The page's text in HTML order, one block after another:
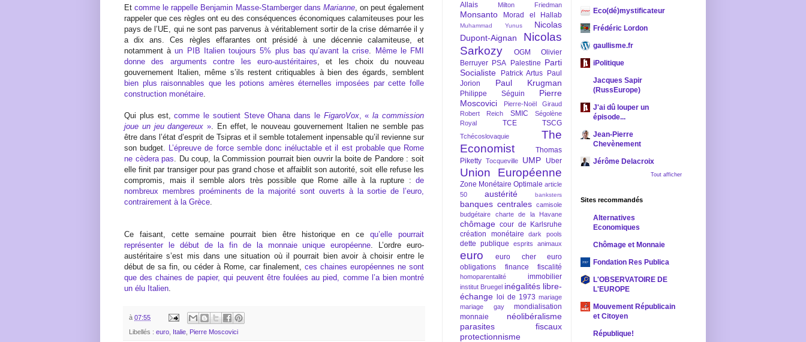
Etcomme le rappelle Benjamin Masse-Stamberger dans Marianne, on peut également
rappeler que ces règles ont eu des conséquences économiques calamiteuses pour les
pays de l’UE, qui ne sont pas parvenus à véritablement sortir de la crise démarrée il y
a dix ans. Ces règles effarantes ont présidé à une décennie calamiteuse, et
notamment àun PIB Italien toujours 5% plus bas qu’avant la crise
Même le FMI
donne des arguments contre les euro-austéritaires , et les choix du nouveau
gouvernement Italien, même s’ils restent critiquables à bien des égards, semblent
bien plus raisonnables que les potions amères éternelles imposées par cette folle
construction monétaire
Qui plus est,comme le soutient Steve Ohana dans le FigaroVox, «la commission
joue un jeu dangereux» . En effet, le nouveau gouvernement Italien ne semble pas
être dans l’état d’esprit de Tsipras et il semble totalement inpensable qu’il revienne sur
son budget. L’épreuve de force semble donc inéluctable et il est probable que Rome
ne cèdera pas . Du coup, la Commission pourrait bien ouvrir la boite de Pandore : soit
elle finit par transiger pour pas grand chose et affaiblit son autorité, soit elle refuse les
compromis, mais il semble alors très possible que Rome aille à la rupture : de
nombreux membres proéminents de la majorité sont ouverts à la sortie de l’euro,
contrairement à la Grèce
Ce faisant, cette semaine pourrait bien être historique en ce qu’elle pourrait
représenter le début de la fin de la monnaie unique européenne . L’ordre euro-
austéritaire s’est mis dans une situation où il pourrait bien avoir à choisir entre le
début de sa fin, ou céder à Rome, car finalement, ces chaines européennes ne sont
que des chaines de papier, qui peuvent être foulées au pied, comme l’a bien montré
un élu Italien
à 07:55
Libellés : euro Italie Pierre Moscovici
Allais
Milton Friedman
Monsanto Morad el Hallab
Muhammad Yunus
Nicolas
Dupont-Aignan
Nicolas
Sarkozy
OGM
Olivier
Berruyer PSA Palestine Parti
Socialiste
Patrick Artus
Paul
Jorion
Paul Krugman
Philippe Séguin
Pierre
Moscovici
Pierre-Noël Giraud
Robert Reich
SMIC
Ségolène
Royal
TCE TSCG
Tchécoslovaquie
The
Economist
Thomas
Piketty Tocqueville UMP Uber
Union Européenne
Zone Monétaire Optimale article
50
austérité banksters
banques centrales camisole
budgétaire
charte de la Havane
chômage cour de Karlsruhe
création monétaire
dark pools
dette publique esprits animaux
euro euro cher
euro
obligations
finance fiscalité
homoparentalité immobilier
institut Bruegel inégalités libre-
échange
loi de 1973 mariage
mariage gay
mondialisation
monnaie
néolibéralisme
parasites fiscaux
protectionnisme
Eco(dé)mystificateur
Frédéric Lordon
gaullisme.fr
iPolitique
Jacques Sapir
(RussEurope)
J'ai dû louper un
épisode...
Jean-Pierre
Chevènement
Jérôme Delacroix
Tout afficher
Sites recommandés
Alternatives
Economiques
Chômage et Monnaie
Fondation Res Publica
L'OBSERVATOIRE DE
L'EUROPE
Mouvement Républicain
et Citoyen
République!